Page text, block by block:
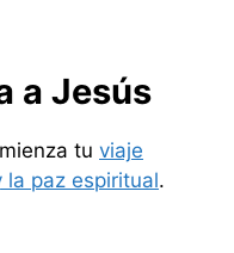
a Jesús
tu viaje
la paz espiritual.